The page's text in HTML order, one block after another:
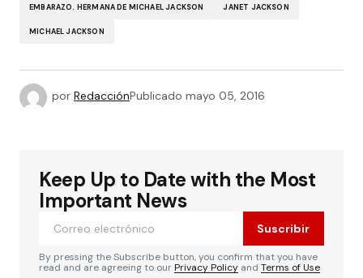
EMBARAZO. HERMANA DE MICHAEL JACKSON JANET JACKSON
MICHAEL JACKSON
por RedacciónPublicado mayo 05, 2016
Keep Up to Date with the Most
Important News
Suscribir
By pressing the Subscribe button, you confirm that you have
read and are agreeing to ourPrivacy Policy and Terms of Use